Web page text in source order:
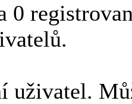
0
uživatel.